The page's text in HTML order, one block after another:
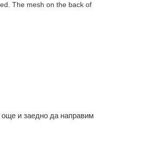
The mesh on the back of
и заедно да направим